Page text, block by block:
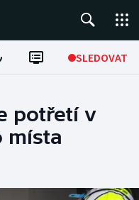
SLEDOVAT
potřetí v
místa